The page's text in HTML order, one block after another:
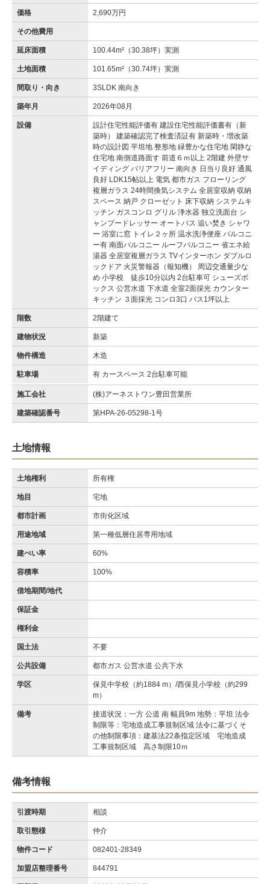
価格 2,690万円
その他費用
延床面積 100.44m²（30.38坪）実測
土地面積 101.65m²（30.74坪）実測
間取り・向き 3SLDK 南向き
築年月 2026年08月
設備
設計住宅性能評価有 建設住宅性能評価書有（新
築時） 建築確認完了検査済証有 新築時・増改築
時の設計図 平坦地 整形地 緑豊かな住宅地 閑静な
住宅地 南側道路面す 前道６ｍ以上 2階建 外壁サ
イディング バリアフリー 南向き 日当り良好 通風
良好 LDK15帖以上 電気 都市ガス フローリング
複層ガラス 24時間換気システム 全居室収納 収納
スペース 納戸 クローゼット 床下収納 システムキ
ッチン ガスコンロ グリル 浄水器 独立洗面台 シ
ャンプードレッサー オートバス 追い焚き シャワ
ー 浴室に窓 トイレ２ヶ所 温水洗浄便座 バルコニ
ー有 南面バルコニー ルーフバルコニー 省エネ給
湯器 全居室複層ガラス TVインターホン ダブルロ
ックドア 火災警報器（報知機） 周辺交通量少な
め 小学校 徒歩10分以内 2台駐車可 シューズボ
ックス 公営水道 下水道 全室2面採光 カウンター
キッチン ３面採光 コンロ3口 バス1坪以上
階数 2階建て
建物状況 新築
物件構造 木造
駐車場 有 カースペース 2台駐車可能
施工会社 (株)アーネストワン豊田営業所
建築確認番号 第HPA-26-05298-1号
土地情報
土地権利 所有権
地目 宅地
都市計画 市街化区域
用途地域 第一種低層住居専用地域
建ぺい率 60%
容積率 100%
借地期間/地代
保証金
権利金
国土法 不要
公共設備 都市ガス 公営水道 公共下水
学区
保見中学校（約1884 m）/西保見小学校（約299
m）
備考
接道状況：一方 公道 南 幅員9m 地勢：平坦 法令
制限等：宅地造成工事規制区域 法令に基づくそ
の他制限事項：建基法22条指定区域 宅地造成
工事規制区域 高さ制限10ｍ
備考情報
引渡時期 相談
取引態様 仲介
物件コード 082401-28349
加盟店整理番号 844791